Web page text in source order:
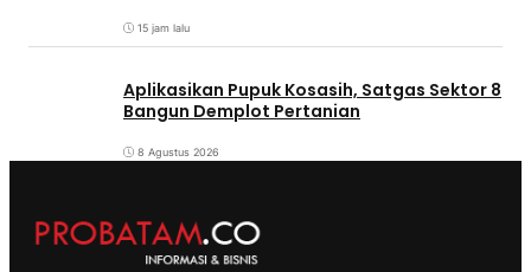
15 jam lalu
Aplikasikan Pupuk Kosasih, Satgas Sektor 8
Bangun Demplot Pertanian
8 Agustus 2026